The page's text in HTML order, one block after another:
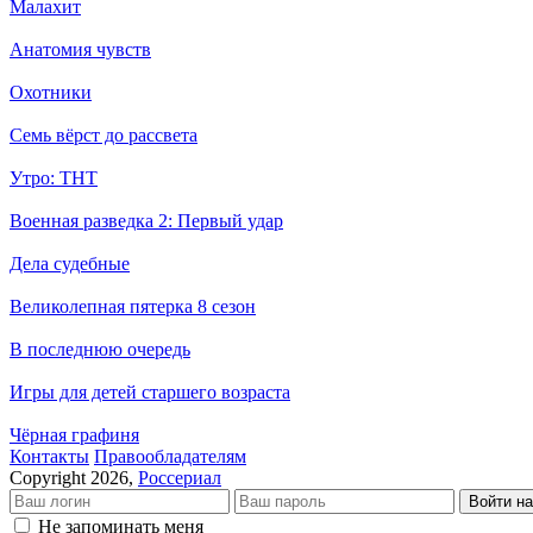
Малахит
Анатомия чувств
Охотники
Семь вёрст до рассвета
Утро: ТНТ
Военная разведка 2: Первый удар
Дела судебные
Великолепная пятерка 8 сезон
В последнюю очередь
Игры для детей старшего возраста
Чёрная графиня
Кон­так­ты Пра­во­об­ла­да­те­лям
Copyright 2026, Россериал
Войти
Не запоминать меня